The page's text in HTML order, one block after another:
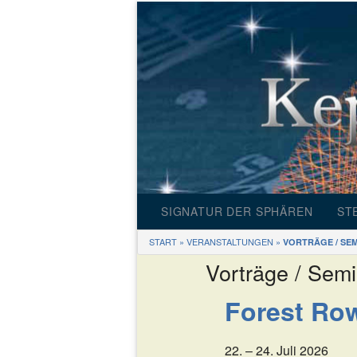
SIGNATUR DER SPHÄREN
INFORMATIONEN
PRODUKTE
BILDERGALERIE
START » VERANSTALTUNGEN » VORTRÄGE /
Vorträge /
Forest
22. – 24. Juli 2026